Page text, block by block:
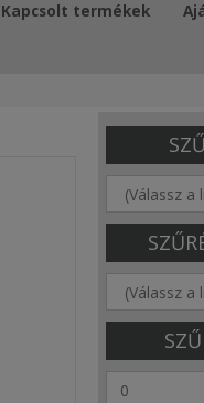
Kapcsolt termékek